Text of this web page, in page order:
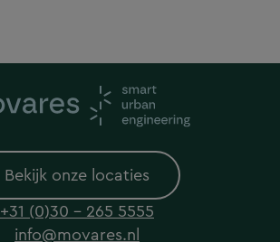
Bekijk onze locaties
+31 (0)30 - 265 5555
info@movares.nl